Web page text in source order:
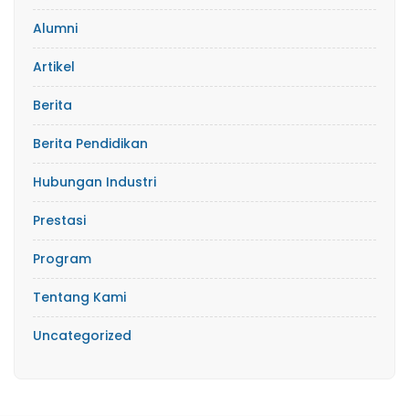
Alumni
Artikel
Berita
Berita Pendidikan
Hubungan Industri
Prestasi
Program
Tentang Kami
Uncategorized